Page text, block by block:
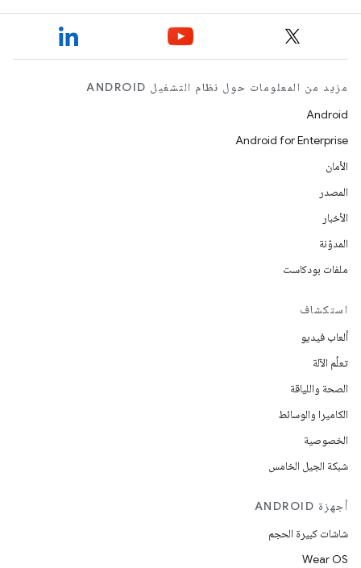
مزيد من المعلومات حول نظام التشغيل ANDROID
Android
Android for Enterprise
الأمان
المصدر
الأخبار
المدوّنة
ملفات بودكاست
استكشاف
ألعاب فيديو
تعلُم الآلة
الصحة واللياقة
الكاميرا والوسائط
الخصوصية
شبكة الجيل الخامس
أجهزة ANDROID
شاشات كبيرة الحجم
Wear OS